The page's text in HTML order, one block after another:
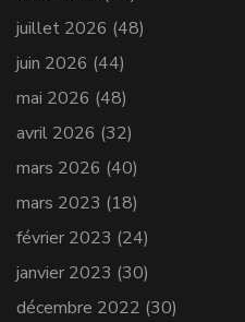
juillet 2026 (48)
juin 2026 (44)
mai 2026 (48)
avril 2026 (32)
mars 2026 (40)
mars 2023 (18)
février 2023 (24)
janvier 2023 (30)
décembre 2022 (30)